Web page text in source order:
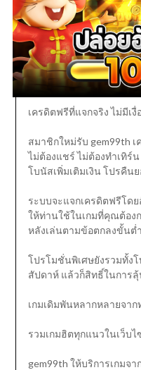
เครดิตฟรีที่แจกจริง ไม่มีเงื่
สมาชิกใหม่รับ gem99th
ไม่ต้องแชร์ ไม่ต้องทำเทิร์
โบนัสเพิ่มเติมเงิน โปรคืน
ระบบจะแจกเครดิตฟรีโด
ให้ท่านใช้ในเกมที่คุณต้อง
หลังเล่นตามข้อตกลงขั้นต่
โปรโมชั่นพิเศษยังรวมทั้ง
สัปดาห์ แล้วก็สิทธิ์ในการ
เกมเดิมพันหลากหลายจาก
รวมเกมฮิตทุกแนวในเว็บไ
gem99th ให้บริการเกมจ